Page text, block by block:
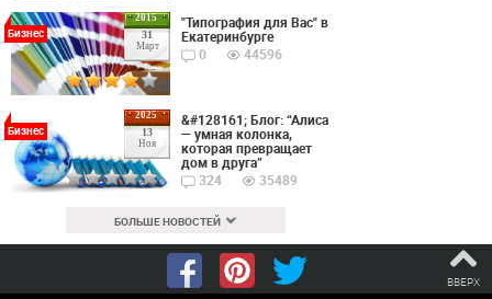
2015
31
Март
Бизнес
"Типография для Вас" в
Екатеринбурге
0
44596
2025
13
Ноя
Бизнес
&#128161; Блог: “Алиса
— умная колонка,
которая превращает
дом в друга”
324
35489
БОЛЬШЕ НОВОСТЕЙ
ВВЕРХ